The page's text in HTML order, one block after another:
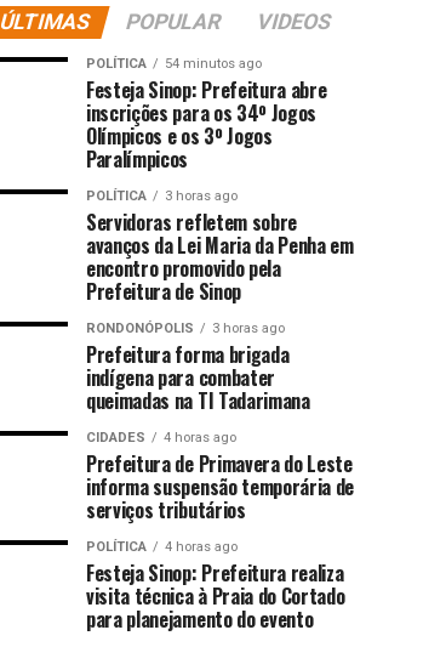
ÚLTIMAS POPULAR VIDEOS
POLÍTICA 54 minutos ago
Festeja Sinop: Prefeitura abre
inscrições para os 34º Jogos
Olímpicos e os 3º Jogos
Paralímpicos
POLÍTICA 3 horas ago
Servidoras refletem sobre
avanços da Lei Maria da Penha em
encontro promovido pela
Prefeitura de Sinop
RONDONÓPOLIS 3 horas ago
Prefeitura forma brigada
indígena para combater
queimadas na TI Tadarimana
CIDADES 4 horas ago
Prefeitura de Primavera do Leste
informa suspensão temporária de
serviços tributários
POLÍTICA 4 horas ago
Festeja Sinop: Prefeitura realiza
visita técnica à Praia do Cortado
para planejamento do evento